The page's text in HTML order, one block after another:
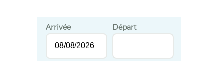
Arrivée Départ